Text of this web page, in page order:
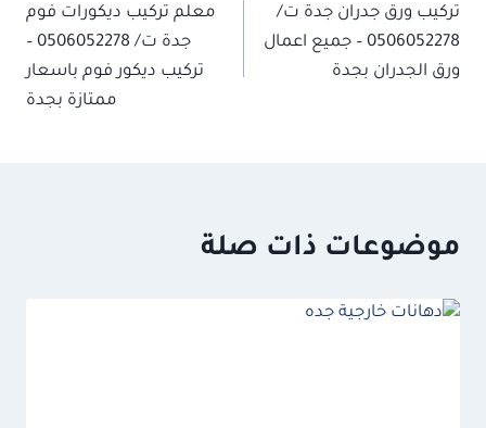
المقالات
تركيب ورق جدران جدة ت/
0506052278 – جميع اعمال
ورق الجدران بجدة
معلم تركيب ديكورات فوم
جدة ت/ 0506052278 –
تركيب ديكور فوم باسعار
ممتازة بجدة
موضوعات ذات صلة